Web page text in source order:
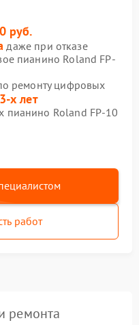
руб.
даже при отказе
пианино Roland FP-
ремонту цифровых
х лет
Roland FP-10
работ
ремонта